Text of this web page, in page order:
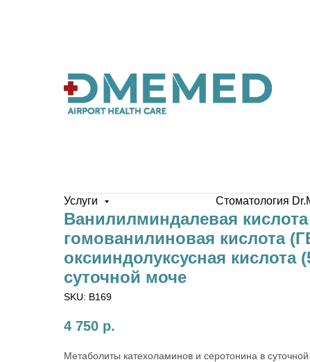
Услуги Стоматология
Ванилилминдалевая
гомованилиновая кислота
оксииндолуксусная кислота
суточной моче
SKU: B169
4 750 р.
Метаболиты катехоламинов и серотонина в